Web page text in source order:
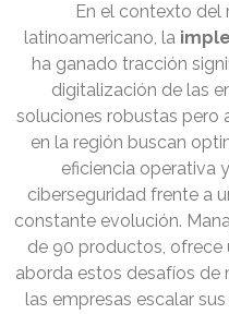
En el contexto
latinoamericano, la
ha ganado tracción
digitalización de las
soluciones robustas pero
en la región buscan
eficiencia operativa
ciberseguridad frente a
constante evolución.
de 90 productos, ofrece
aborda estos desafíos de
las empresas escalar